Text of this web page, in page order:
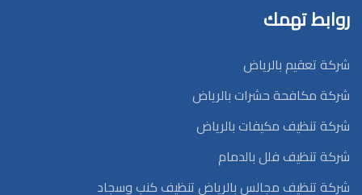
روابط تهمك
شركة تعقيم بالرياض
شركة مكافحة حشرات بالرياض
شركة تنظيف مكيفات بالرياض
شركة تنظيف فلل بالدمام
شركة تنظيف مجالس بالرياض تنظيف كنب وسجاد